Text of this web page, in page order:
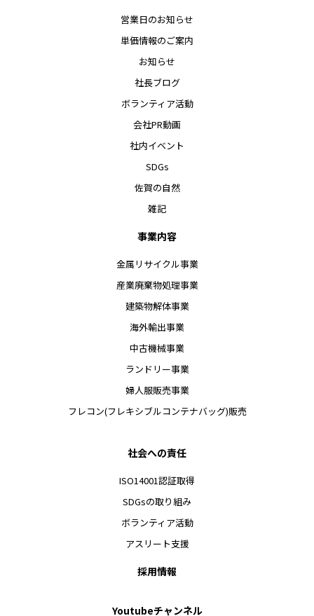
営業日のお知らせ
単価情報のご案内
お知らせ
社長ブログ
ボランティア活動
会社PR動画
社内イベント
SDGs
佐賀の自然
雑記
事業内容
金属リサイクル事業
産業廃棄物処理事業
建築物解体事業
海外輸出事業
中古機械事業
ランドリー事業
婦人服販売事業
フレコン(フレキシブルコンテナバッグ)販売
社会への責任
ISO14001認証取得
SDGsの取り組み
ボランティア活動
アスリート支援
採用情報
Youtubeチャンネル